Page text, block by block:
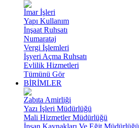
İmar İşleri
Yapı Kullanım
İnşaat Ruhsatı
Numarataj
Vergi İşlemleri
İşyeri Açma Ruhsatı
Evlilik Hizmetleri
Tümünü Gör
BİRİMLER
Zabıta Amirliği
Yazı İşleri Müdürlüğü
Mali Hizmetler Müdürlüğü
İnsan Kaynakları Ve Eğit.Müdürlüğü